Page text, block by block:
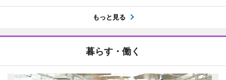
もっと見る
暮らす・働く